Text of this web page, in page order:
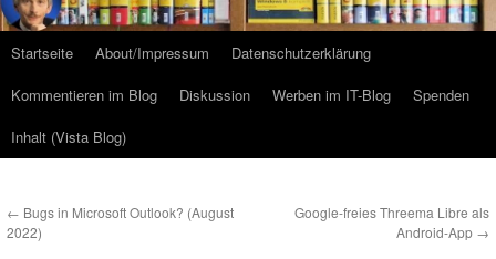
Startseite About/Impressum
Datenschutzerklärung
Kommentieren im Blog
Diskussion Werben im IT-Blog
Spenden
Inhalt (Vista Blog)
← Bugs in Microsoft Outlook? (August
2022)
Google-freies Threema Libre als
Android-App →